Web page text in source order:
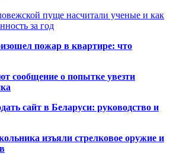
пуще насчитали ученые и как
за год
пожар в квартире: что
сообщение о попытке увезти
сайт в Беларуси: руководство и
изъяли стрелковое оружие и